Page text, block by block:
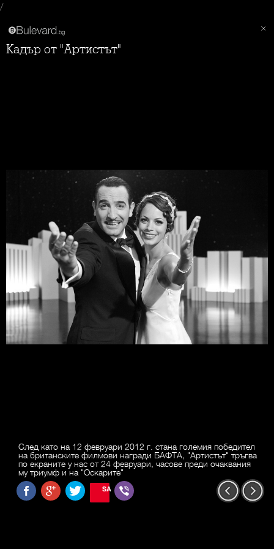
/
Кадър от "Артистът"
След като на 12 февруари 2012 г. стана големия победител
на британските филмови награди БАФТА, "Артистът" тръгва
по екраните у нас от 24 февруари, часове преди очаквания
му триумф и на "Оскарите"
SAVE